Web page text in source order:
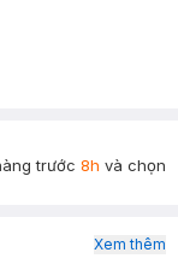
trước 8h và chọn
Xem thêm